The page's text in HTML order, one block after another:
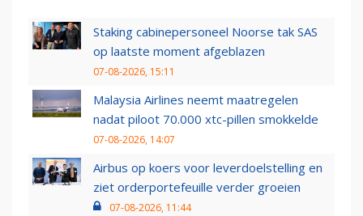
Staking cabinepersoneel Noorse tak SAS
op laatste moment afgeblazen
07-08-2026, 15:11
Malaysia Airlines neemt maatregelen
nadat piloot 70.000 xtc-pillen smokkelde
07-08-2026, 14:07
Airbus op koers voor leverdoelstelling en
ziet orderportefeuille verder groeien
07-08-2026, 11:44